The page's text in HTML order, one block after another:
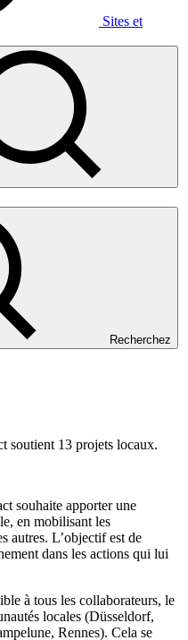
Sites et
Recherchez
soutient 13 projets locaux.
souhaite apporter une
en mobilisant les
autres. L’objectif est de
dans les actions qui lui
à tous les collaborateurs, le
locales (Düsseldorf,
Rennes). Cela se